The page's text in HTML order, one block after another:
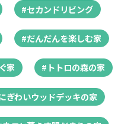
#セカンドリビング
#だんだんを楽しむ家
家 #トトロの森の家
ぎわいウッドデッキの家